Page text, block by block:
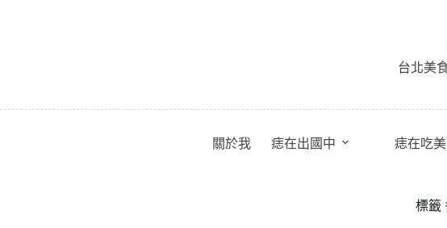
容
台北美
關於我 痣在出國中 痣在吃
標籤